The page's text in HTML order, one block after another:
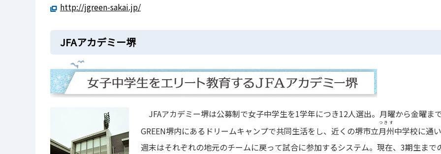
http://jgreen-sakai.jp/
JFAアカデミー堺
JFAアカデミー堺は公募制で女子中学生を1学年につき12人選出。月曜から金曜ま
GREEN堺内にあるドリームキャンプで共同生活をし、近くの堺市立月州
つきす
中学校に通
週末はそれぞれの地元のチームに戻って試合に参加するシステム。現在、3期生まで